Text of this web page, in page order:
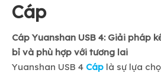
Cáp
Cáp Yuanshan USB 4: Giải pháp
bỉ và phù hợp với tương lai
Yuanshan USB 4 Cáp là sự lựa